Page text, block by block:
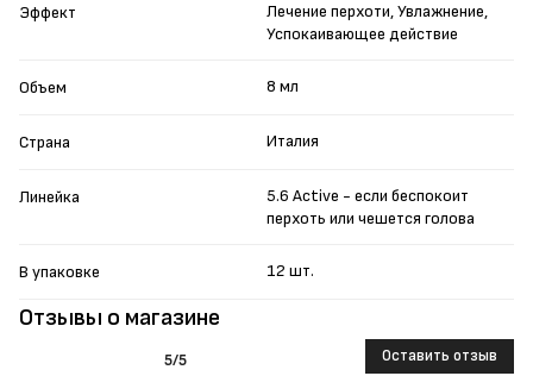
Отзывы о магазине
5/5 Оставить отзыв
Эффект
Лечение перхоти, Увлажнение,
Успокаивающее действие
Объем 8 мл
Страна Италия
Линейка
5.6 Active - если беспокоит
перхоть или чешется голова
В упаковке 12 шт.